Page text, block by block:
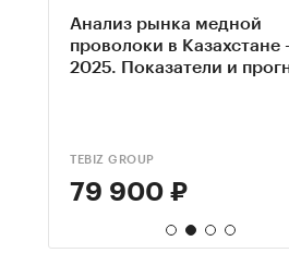
Анализ рынка медной
проволоки в Казахстане -
2025. Показатели и
TEBIZ GROUP
79 900 ₽